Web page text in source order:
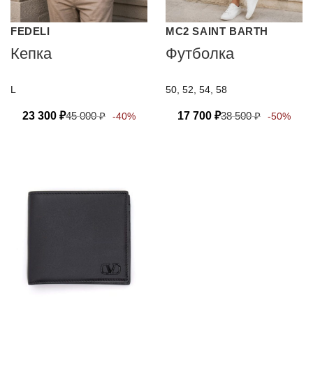
FEDELI
Кепка
L
23 300 ₽45 000₽ -40%
MC2 SAINT BARTH
Футболка
50, 52, 54, 58
17 700 ₽38 500₽ -50%